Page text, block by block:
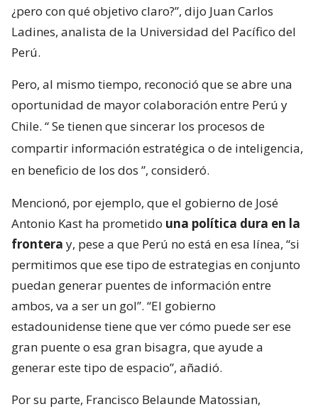
¿pero con qué objetivo claro?”, dijo Juan Carlos
Ladines, analista de la Universidad del Pacífico del
Perú.
Pero, al mismo tiempo, reconoció que se abre una
oportunidad de mayor colaboración entre Perú y
Chile. “Se tienen que sincerar los procesos de
compartir información estratégica o de inteligencia,
en beneficio de los dos ”, consideró.
Mencionó, por ejemplo, que el gobierno de José
Antonio Kast ha prometido una política dura en la
frontera y, pese a que Perú no está en esa línea, “si
permitimos que ese tipo de estrategias en conjunto
puedan generar puentes de información entre
ambos, va a ser un gol”. “El gobierno
estadounidense tiene que ver cómo puede ser ese
gran puente o esa gran bisagra, que ayude a
generar este tipo de espacio”, añadió.
Por su parte, Francisco Belaunde Matossian,